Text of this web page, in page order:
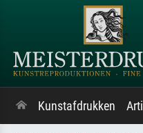
Kunstafdrukken